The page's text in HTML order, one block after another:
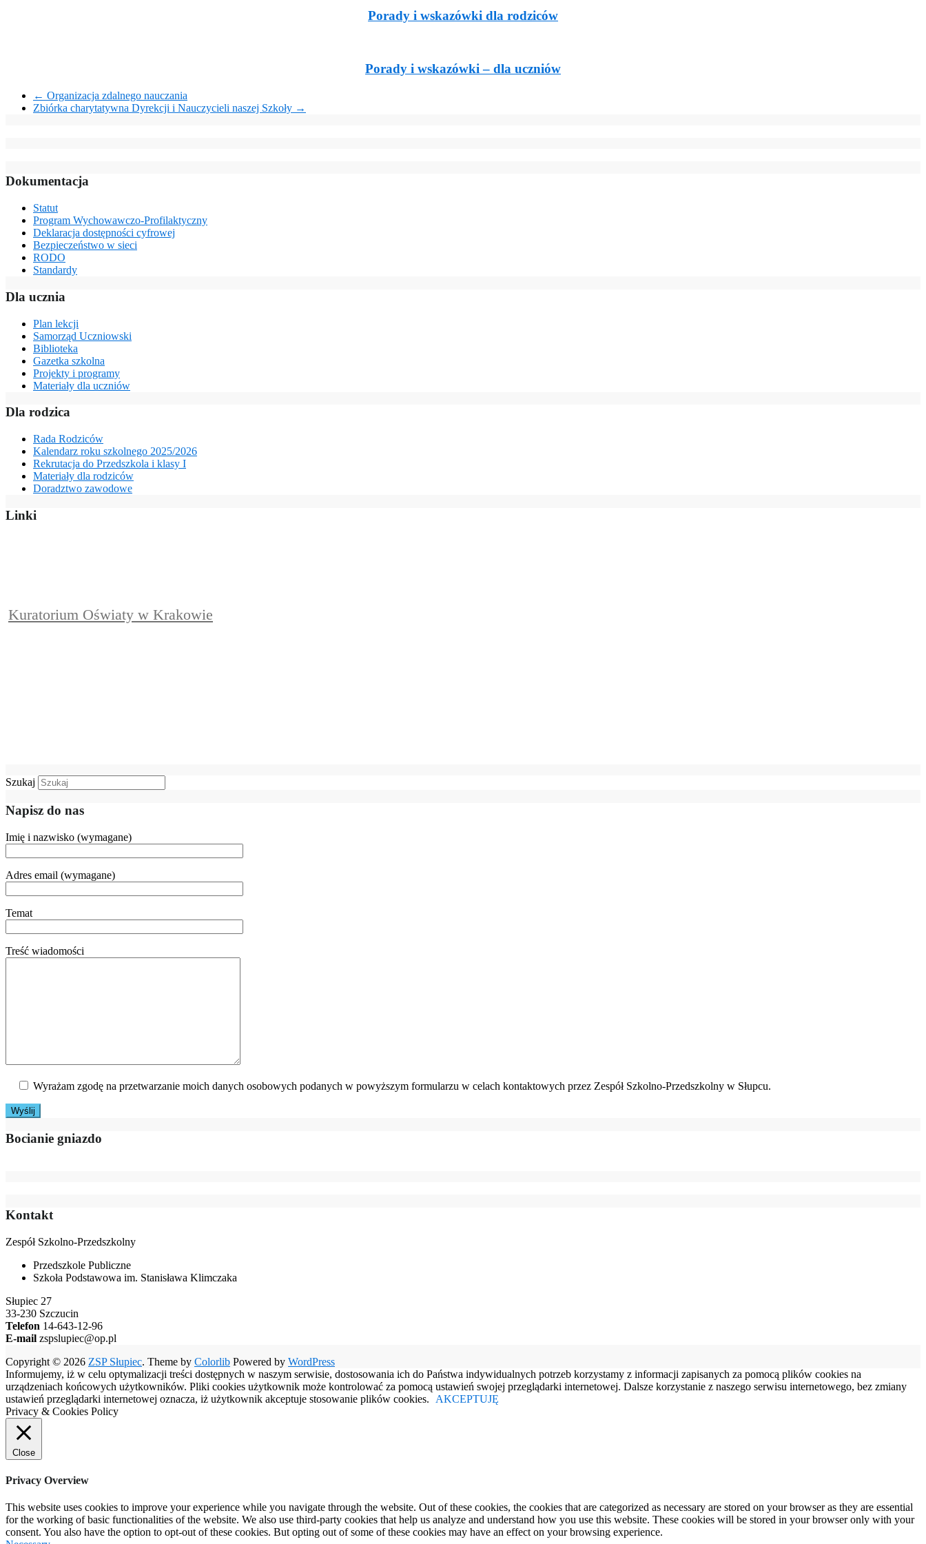
Porady i wskazówki dla rodziców
Porady i wskazówki – dla uczniów
← Organizacja zdalnego nauczania
Zbiórka charytatywna Dyrekcji i Nauczycieli naszej Szkoły →
Dokumentacja
Statut
Program Wychowawczo-Profilaktyczny
Deklaracja dostępności cyfrowej
Bezpieczeństwo w sieci
RODO
Standardy
Dla ucznia
Plan lekcji
Samorząd Uczniowski
Biblioteka
Gazetka szkolna
Projekty i programy
Materiały dla uczniów
Dla rodzica
Rada Rodziców
Kalendarz roku szkolnego 2025/2026
Rekrutacja do Przedszkola i klasy I
Materiały dla rodziców
Doradztwo zawodowe
Linki
Kuratorium Oświaty w Krakowie
Szukaj
Napisz do nas
Imię i nazwisko (wymagane)
Adres email (wymagane)
Temat
Treść wiadomości
Wyrażam zgodę na przetwarzanie moich danych osobowych podanych w powyższym formularzu w celach kontaktowych przez Zespół Szkolno-Przedszkolny w Słupcu.
Bocianie gniazdo
Kontakt
Zespół Szkolno-Przedszkolny
Przedszkole Publiczne
Szkoła Podstawowa im. Stanisława Klimczaka
Słupiec 27
33-230 Szczucin
Telefon 14-643-12-96
E-mail zspslupiec@op.pl
Copyright © 2026 ZSP Słupiec. Theme by Colorlib Powered by WordPress
Informujemy, iż w celu optymalizacji treści dostępnych w naszym serwisie, dostosowania ich do Państwa indywidualnych potrzeb korzystamy z informacji zapisanych za pomocą plików cookies na
urządzeniach końcowych użytkowników. Pliki cookies użytkownik może kontrolować za pomocą ustawień swojej przeglądarki internetowej. Dalsze korzystanie z naszego serwisu internetowego, bez zmiany
ustawień przeglądarki internetowej oznacza, iż użytkownik akceptuje stosowanie plików cookies.
AKCEPTUJĘ
Privacy & Cookies Policy
Close
Privacy Overview
This website uses cookies to improve your experience while you navigate through the website. Out of these cookies, the cookies that are categorized as necessary are stored on your browser as they are essential
for the working of basic functionalities of the website. We also use third-party cookies that help us analyze and understand how you use this website. These cookies will be stored in your browser only with your
consent. You also have the option to opt-out of these cookies. But opting out of some of these cookies may have an effect on your browsing experience.